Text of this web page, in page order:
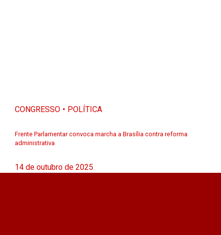
CONGRESSO POLÍTICA
Frente Parlamentar convoca marcha a Brasília contra reforma
administrativa
14 de outubro de 2025